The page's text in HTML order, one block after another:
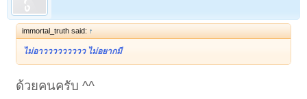
immortal_truth said: ↑
ไม่อาววววววววว ไม่อยากมี
ด้วยคนครับ ^^